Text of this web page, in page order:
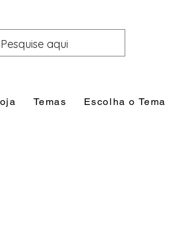
Temas Escolha o Tema